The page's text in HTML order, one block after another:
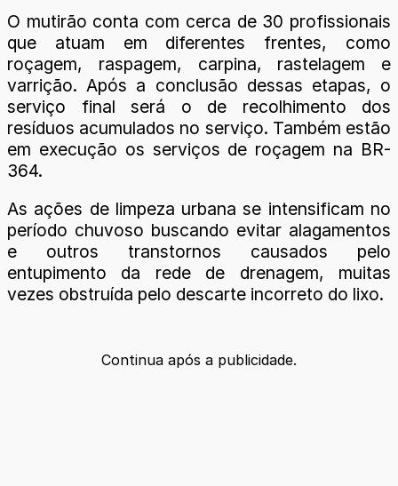
O mutirão conta com cerca de 30 profissionais
que atuam em diferentes frentes, como
roçagem, raspagem, carpina, rastelagem e
varrição. Após a conclusão dessas etapas, o
serviço final será o de recolhimento dos
resíduos acumulados no serviço. Também estão
em execução os serviços de roçagem na BR-
364.
As ações de limpeza urbana se intensificam no
período chuvoso buscando evitar alagamentos
e outros transtornos causados pelo
entupimento da rede de drenagem, muitas
vezes obstruída pelo descarte incorreto do lixo.
Continua após a publicidade.